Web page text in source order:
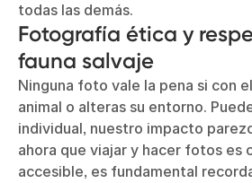
todas las demás.
Fotografía ética y
fauna salvaje
Ninguna foto vale la pena si con
animal o alteras su entorno.
individual, nuestro impacto
ahora que viajar y hacer fotos es
accesible, es fundamental